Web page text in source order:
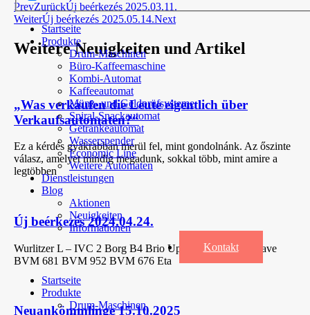
Startseite
Produkte
Drum-Maschinen
Büro-Kaffeemaschine
Kombi-Automat
Kaffeeautomat
Münz- und Geldprüfsysteme
Spiral-Snackautomat
Getränkeautomat
Wasserspender
Economic Line
Weitere Automaten
Dienstleistungen
Blog
Aktionen
Neuigkeiten
Informationen
Kontakt
Startseite
Produkte
Drum-Maschinen
PrevZurückÚj beérkezés 2025.03.11.
WeiterÚj beérkezés 2025.05.14.Next
Weitere Neuigkeiten und Artikel
„Was verkaufen die Leute eigentlich über
Verkaufsautomaten?“
Ez a kérdés gyakrabban merül fel, mint gondolnánk. Az őszinte
válasz, amelyet mindig megadunk, sokkal több, mint amire a
legtöbben
Új beérkezés 2024.04.24.
Wurlitzer L – IVC 2 Borg B4 Brio Up + Mini Snakky Slave
BVM 681 BVM 952 BVM 676 Eta
Neuankömmlinge 15.10.2025